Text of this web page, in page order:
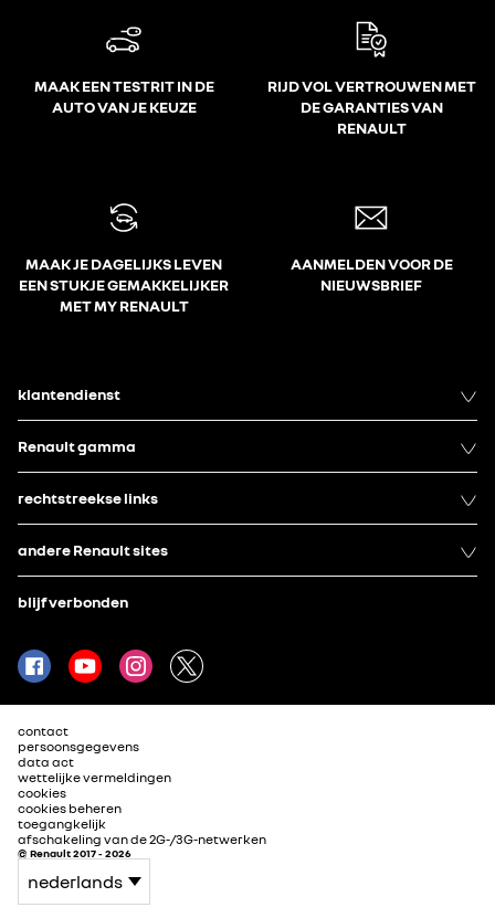
MAAK EEN TESTRIT IN DE
AUTO VAN JE KEUZE
RIJD VOL VERTROUWEN MET
DE GARANTIES VAN
RENAULT
MAAK JE DAGELIJKS LEVEN
EEN STUKJE GEMAKKELIJKER
MET MY RENAULT
AANMELDEN VOOR DE
NIEUWSBRIEF
klantendienst
Renault gamma
rechtstreekse links
andere Renault sites
blijf verbonden
contact
persoonsgegevens
data act
wettelijke vermeldingen
cookies
cookies beheren
toegangkelijk
afschakeling van de 2G-/3G-netwerken
© Renault 2017 - 2026